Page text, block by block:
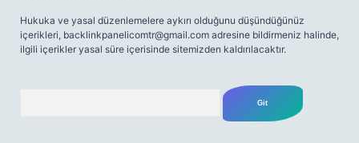
Hukuka ve yasal düzenlemelere aykırı olduğunu düşündüğünüz
içerikleri, backlinkpanelicomtr@gmail.com adresine bildirmeniz halinde,
ilgili içerikler yasal süre içerisinde sitemizden kaldırılacaktır.